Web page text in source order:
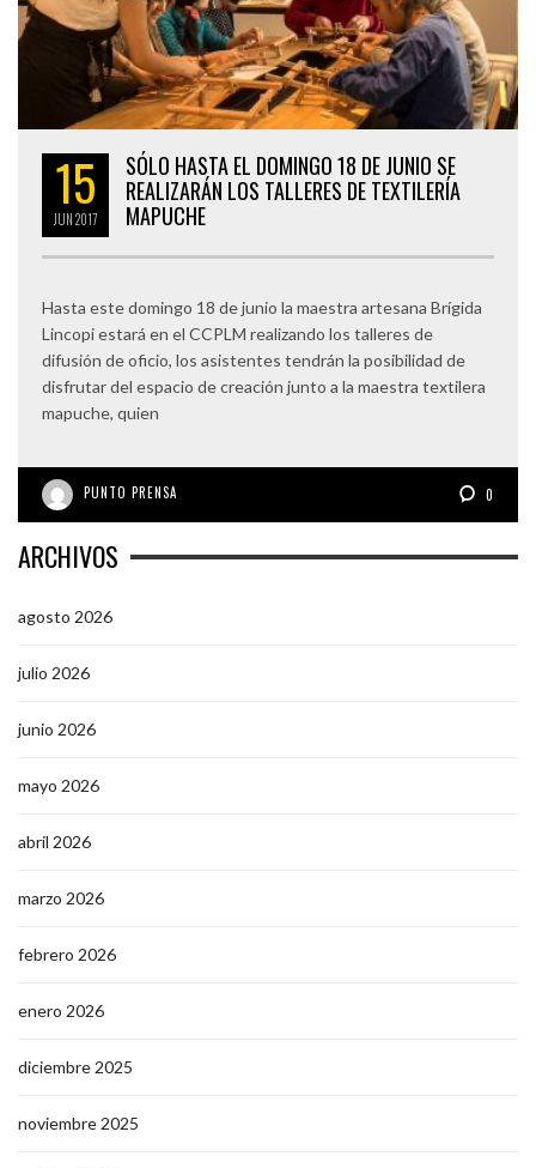
15
JUN2017
SÓLO HASTA EL DOMINGO 18 DE JUNIO SE
REALIZARÁN LOS TALLERES DE TEXTILERÍA
MAPUCHE
Hasta este domingo 18 de junio la maestra artesana Brígida
Lincopi estará en el CCPLM realizando los talleres de
difusión de oficio, los asistentes tendrán la posibilidad de
disfrutar del espacio de creación junto a la maestra textilera
mapuche, quien
PUNTO PRENSA 0
ARCHIVOS
agosto 2026
julio 2026
junio 2026
mayo 2026
abril 2026
marzo 2026
febrero 2026
enero 2026
diciembre 2025
noviembre 2025